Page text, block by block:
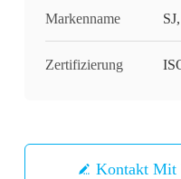
Markenname
Zertifizierung
Kontakt Mit